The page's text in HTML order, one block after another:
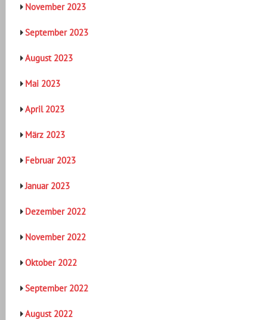
November 2023
September 2023
August 2023
Mai 2023
April 2023
März 2023
Februar 2023
Januar 2023
Dezember 2022
November 2022
Oktober 2022
September 2022
August 2022